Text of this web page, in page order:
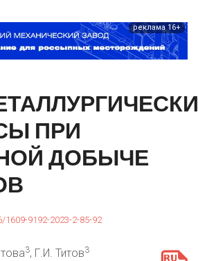
реклама 16+
ПРИ
ДОБЫЧЕ
9192-2023-2-85-92
3, Г.И. Титов3